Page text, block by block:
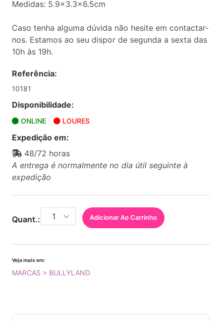
Medidas: 5.9x3.3x6.5cm
Caso tenha alguma dúvida não hesite em contactar-
nos. Estamos ao seu dispor de segunda a sexta das
10h às 19h.
Referência:
10181
Disponibilidade:
ONLINE LOURES
Expedição em:
48/72 horas
A entrega é normalmente no dia útil seguinte à
expedição
Quant.: Adicionar Ao Carrinho
Veja mais em:
MARCAS > BULLYLAND